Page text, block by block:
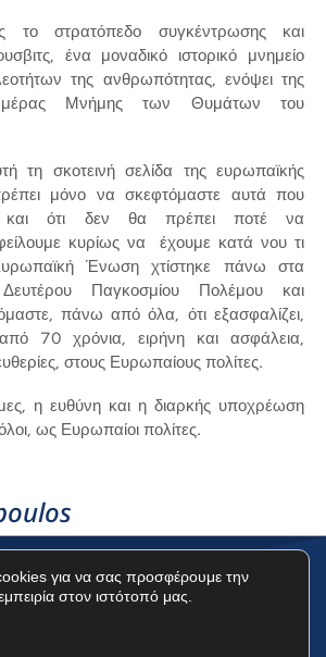
το στρατόπεδο συγκέντρωσης και
ένα μοναδικό ιστορικό μνημείο
της ανθρωπότητας, ενόψει της
Μνήμης των Θυμάτων του
τη σκοτεινή σελίδα της ευρωπαϊκής
μόνο να σκεφτόμαστε αυτά που
και ότι δεν θα πρέπει ποτέ να
κυρίως να έχουμε κατά νου τι
Ένωση χτίστηκε πάνω στα
Παγκοσμίου Πολέμου και
πάνω από όλα, ότι εξασφαλίζει,
70 χρόνια, ειρήνη και ασφάλεια,
στους Ευρωπαίους πολίτες.
η ευθύνη και η διαρκής υποχρέωση
ως Ευρωπαίοι πολίτες.
Προστασίας Δεδομένων
για να σας προσφέρουμε την
στον ιστότοπό μας.